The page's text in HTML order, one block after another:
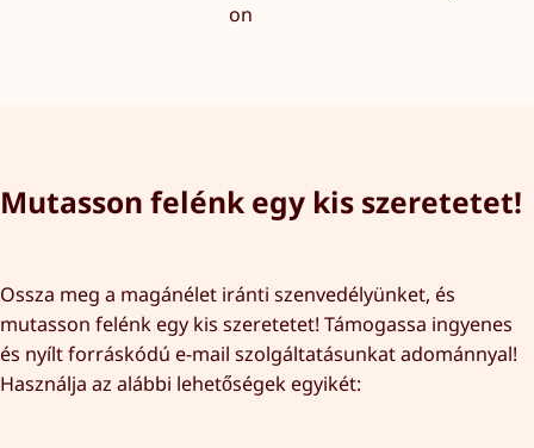
on
Mutasson felénk egy kis szeretetet!
Ossza meg a magánélet iránti szenvedélyünket, és
mutasson felénk egy kis szeretetet! Támogassa ingyenes
és nyílt forráskódú e-mail szolgáltatásunkat adománnyal!
Használja az alábbi lehetőségek egyikét: